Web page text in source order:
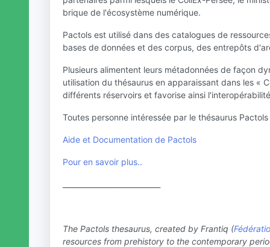
brique de l'écosystème numérique.
Pactols est utilisé dans des catalogues de
bases de données et des corpus, des entrepôts
Plusieurs alimentent leurs métadonnées de façon
utilisation du thésaurus en apparaissant dans les «
différents réservoirs et favorise ainsi
Toutes personne intéressée par le thésaurus
Aide et Documentation de Pactols
Pour en savoir plus..
The Pactols thesaurus, created by Frantiq (
resources from prehistory to the contemporary